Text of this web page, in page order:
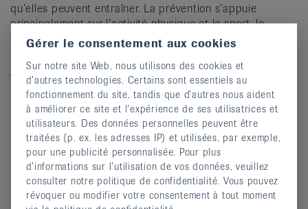
qu’elles peuvent entraîner. La prévention s’appuie
principalement sur l’activité physique et le sport, le
travail de l’équilibre et une alimentation équilibrée riche
jaunes d’œuf).
Pour prévenir les chutes avec risque de fracture, il faut
connaître son risque personnel de chute et éliminer
certains facteurs de risque, par exemple en supprimant
les pièges susceptibles de provoquer des chutes dans
l’habitation, en améliorant l’éclairage ou en utilisant un
siège ou une poignée de douche.
Par ailleurs, les personnes âgées doivent identifier leurs
faiblesses mentales et physiques pour y remédier par la
Gérer le consentement aux cookies
Sur notre site Web, nous utilisons des cookies et
d’autres technologies. Certains sont essentiels au
fonctionnement du site, tandis que d’autres nous aident
à améliorer ce site et l’expérience de ses utilisatrices et
utilisateurs. Des données personnelles peuvent être
traitées (p. ex. les adresses IP) et utilisées, par exemple,
pour une publicité personnalisée. Pour plus
d’informations sur l’utilisation de vos données, veuillez
consulter notre politique de confidentialité. Vous pouvez
révoquer ou modifier votre consentement à tout moment